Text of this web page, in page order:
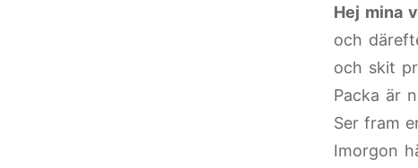
Hej mina
och
och skit
Packa är
Ser fram
Imorgon